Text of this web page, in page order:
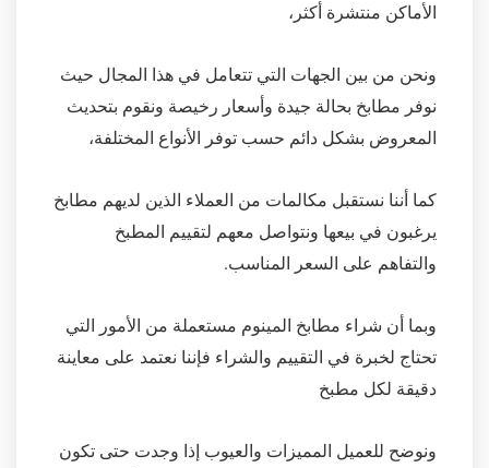
الأماكن منتشرة أكثر،
ونحن من بين الجهات التي تتعامل في هذا المجال حيث
نوفر مطابخ بحالة جيدة وأسعار رخيصة ونقوم بتحديث
المعروض بشكل دائم حسب توفر الأنواع المختلفة،
كما أننا نستقبل مكالمات من العملاء الذين لديهم مطابخ
يرغبون في بيعها ونتواصل معهم لتقييم المطبخ
والتفاهم على السعر المناسب.
وبما أن شراء مطابخ المينوم مستعملة من الأمور التي
تحتاج لخبرة في التقييم والشراء فإننا نعتمد على معاينة
دقيقة لكل مطبخ
ونوضح للعميل المميزات والعيوب إذا وجدت حتى تكون